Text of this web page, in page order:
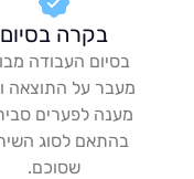
בקרה בסיום
בסיום העבודה מבוצע
על התוצאה ומתן
לפערים סבירים,
בהתאם לסוג השירות